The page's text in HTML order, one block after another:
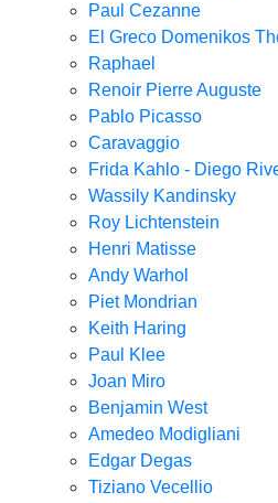
Paul Cezanne
El Greco Domenikos
Raphael
Renoir Pierre Auguste
Pablo Picasso
Caravaggio
Frida Kahlo - Diego
Wassily Kandinsky
Roy Lichtenstein
Henri Matisse
Andy Warhol
Piet Mondrian
Keith Haring
Paul Klee
Joan Miro
Benjamin West
Amedeo Modigliani
Edgar Degas
Tiziano Vecellio